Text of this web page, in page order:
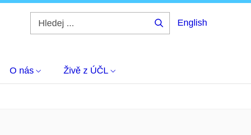
English
O nás Živě z ÚČL